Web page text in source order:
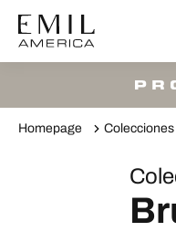
Homepage Colecciones